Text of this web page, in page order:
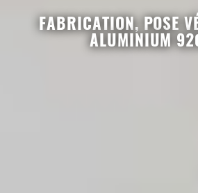
FABRICATION, POSE
ALUMINIUM